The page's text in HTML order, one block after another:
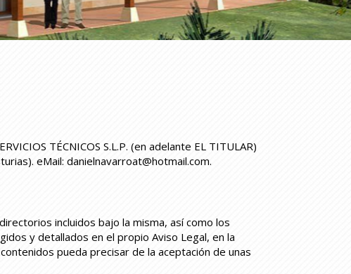
TÉCNICOS S.L.P. (en adelante EL TITULAR)
). eMail: danielnavarroat@hotmail.com.
incluidos bajo la misma, así como los
y detallados en el propio Aviso Legal, en la
pueda precisar de la aceptación de unas